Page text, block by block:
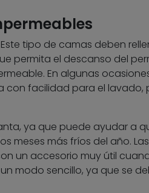
tipo de camas deben
permita el descanso del
En algunas
facilidad para el lavado,
ya que puede ayudar a
meses más fríos del año.
un accesorio muy útil
modo sencillo, ya que se